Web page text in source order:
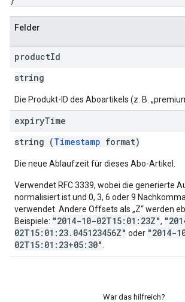
Felder
productId
string
Die Produkt-ID des Aboartikels (z. B.
expiryTime
string (Timestamp format)
Die neue Ablaufzeit für dieses Abo-Artikel.
Verwendet RFC 3339, wobei die generierte
normalisiert ist und 0, 3, 6 oder 9
verwendet. Andere Offsets als „Z“ werden
Beispiele: "2014-10-02T15:01:23Z",
02T15:01:23.045123456Z" oder "2014-
02T15:01:23+05:30"
War das hilfreich?